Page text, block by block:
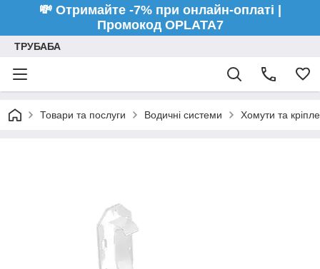
💸 Отримайте -7% при онлайн-оплаті |
Промокод OPLATA7
ТРУБАБА
Товари та послуги Водичні системи Хомути та